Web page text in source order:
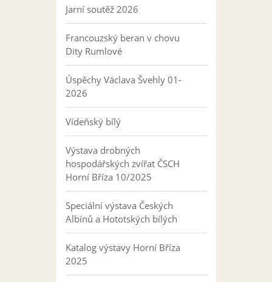
Jarní soutěž 2026
Francouzský beran v chovu
Dity Rumlové
Úspěchy Václava Švehly 01-
2026
Vídeňský bílý
Výstava drobných
hospodářských zvířat ČSCH
Horní Bříza 10/2025
Speciální výstava Českých
Albínů a Hototských bílých
Katalog výstavy Horní Bříza
2025